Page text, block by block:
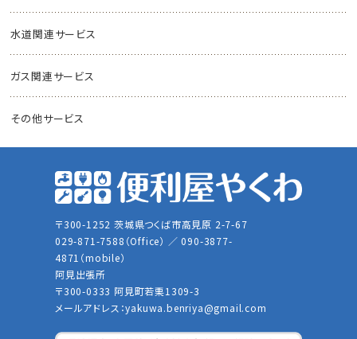
水道関連サービス
ガス関連サービス
その他サービス
〒300-1252 茨城県つくば市高見原 2-7-67
029-871-7588（Office） ／ 090-3877-
4871（mobile）
阿見出張所
〒300-0333 阿見町若栗1309-3
メールアドレス：yakuwa.benriya@gmail.com